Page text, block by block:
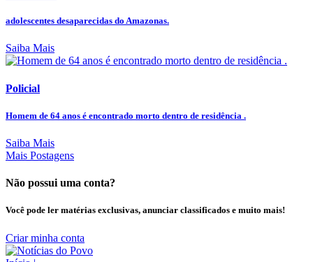
adolescentes desaparecidas do Amazonas.
Saiba Mais
Policial
Homem de 64 anos é encontrado morto dentro de residência .
Saiba Mais
Mais Postagens
Não possui uma conta?
Você pode ler matérias exclusivas, anunciar classificados e muito mais!
Criar minha conta